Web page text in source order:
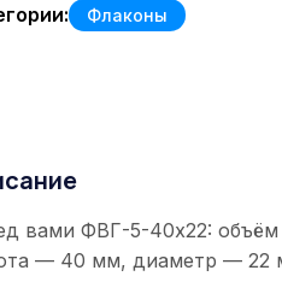
Флаконы
вами ФВГ-5-40x22:
— 40 мм, диаметр — 22